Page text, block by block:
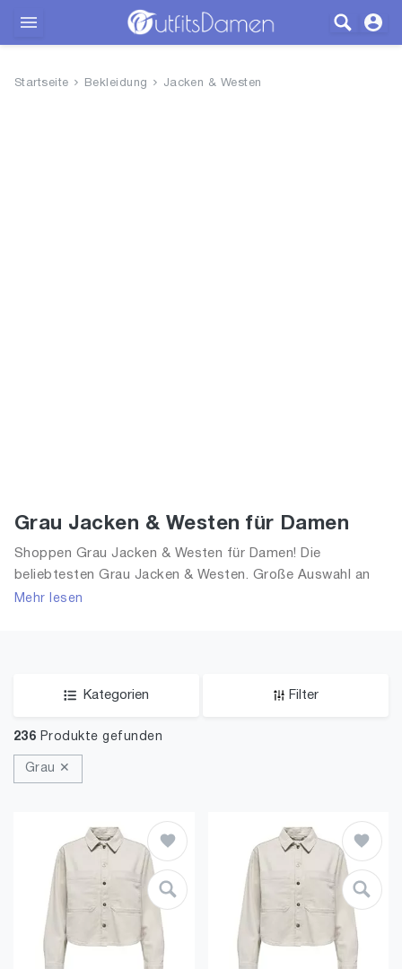
Startseite Bekleidung Jacken & Westen
Grau Jacken & Westen für Damen
Shoppen Grau Jacken & Westen für Damen! Die
beliebtesten Grau Jacken & Westen. Große Auswahl an
Grau Jacken & Westen und alle Trends aus 2026 für
Mehr lesen
Kategorien Filter
236 Produkte gefunden
Grau ✕